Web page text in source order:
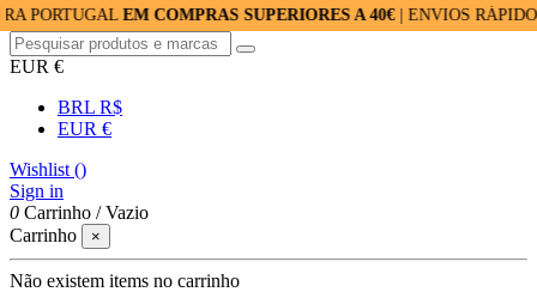
EM COMPRAS SUPERIORES A 40€| ENVIOS RÁPIDOS: 24/48H
EUR €
BRL R$
EUR €
Wishlist ()
Sign in
0 Carrinho /Vazio
Carrinho
×
Não existem items no carrinho